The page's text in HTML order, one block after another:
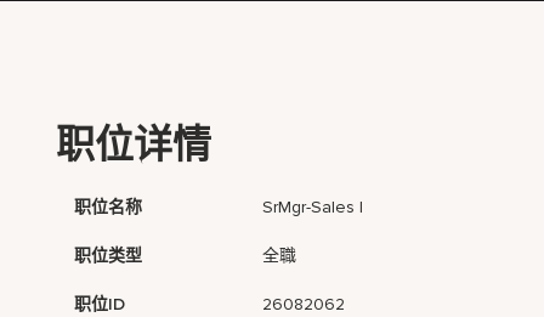
职位详情
职位名称 SrMgr-Sales I
职位类型 全職
职位ID 26082062